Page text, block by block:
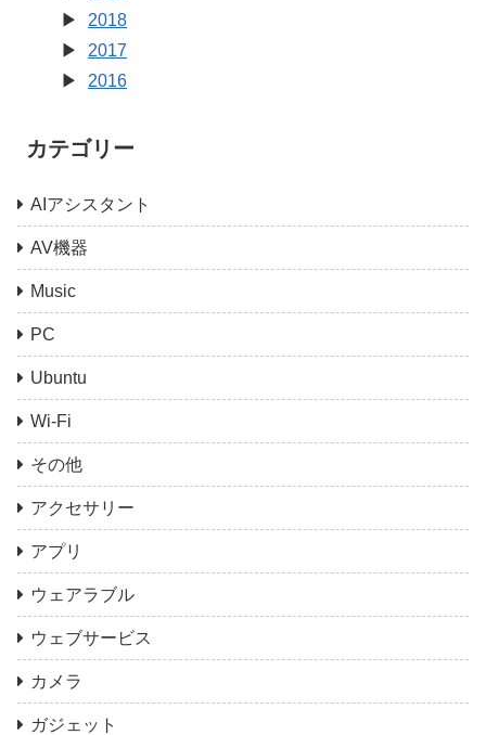
2018
2017
2016
カテゴリー
AIアシスタント
AV機器
Music
PC
Ubuntu
Wi-Fi
その他
アクセサリー
アプリ
ウェアラブル
ウェブサービス
カメラ
ガジェット